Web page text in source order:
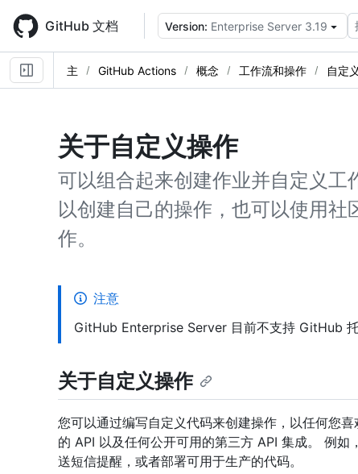
main
content
GitHub 文档 Version: Enterprise Server 3.19
主 GitHub Actions 概念 工作流和操作 自定
关于自定义操作
可以组合起来创建作业并自定义
以创建自己的操作，也可以使用
作。
注意
GitHub Enterprise Server 目前不支持 GitHub 托
关于自定义操作
您可以通过编写自定义代码来创建操作，以任何您
的 API 以及任何公开可用的第三方 API 集成。 例
送短信提醒，或者部署可用于生产的代码。